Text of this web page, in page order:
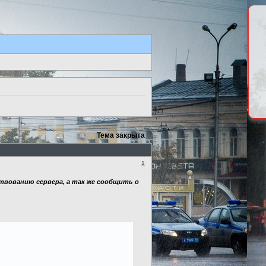
Тема закрыта
1
сервера, а так же сообщить о